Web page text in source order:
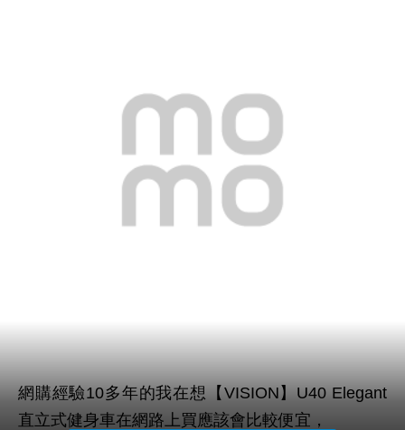
網購經驗10多年的我在想【VISION】U40 Elegant
直立式健身車在網路上買應該會比較便宜，